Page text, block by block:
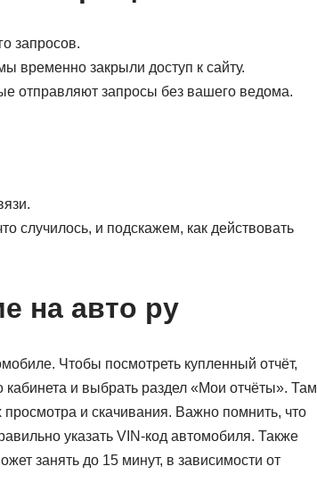
запросов.
временно закрыли доступ к сайту.
отправляют запросы без вашего ведома.
случилось, и подскажем, как действовать
на авто ру
Чтобы посмотреть купленный отчёт,
и выбрать раздел «Мои отчёты». Там
просмотра и скачивания. Важно помнить, что
указать VIN-код автомобиля. Также
занять до 15 минут, в зависимости от